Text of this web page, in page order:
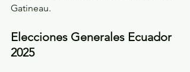
Gatineau.
Elecciones Generales Ecuador
2025